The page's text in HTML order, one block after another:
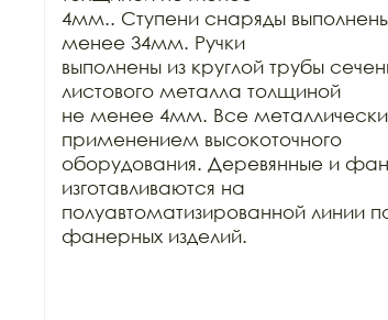
4мм.. Ступени снаряды
менее 34мм. Ручки
выполнены из круглой трубы
листового металла толщиной
не менее 4мм. Все
применением высокоточного
оборудования. Деревянные и
изготавливаются на
полуавтоматизированной линии
фанерных изделий.